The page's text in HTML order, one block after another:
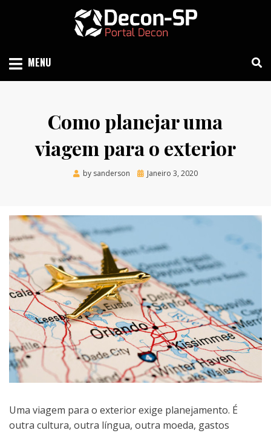
MENU
Como planejar uma
viagem para o exterior
by sanderson
Posted
Janeiro 3, 2020
Uma viagem para o exterior exige planejamento. É
outra cultura, outra língua, outra moeda, gastos